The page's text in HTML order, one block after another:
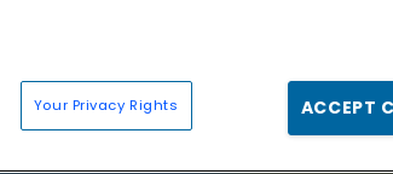
Your Privacy Rights ACCEPT